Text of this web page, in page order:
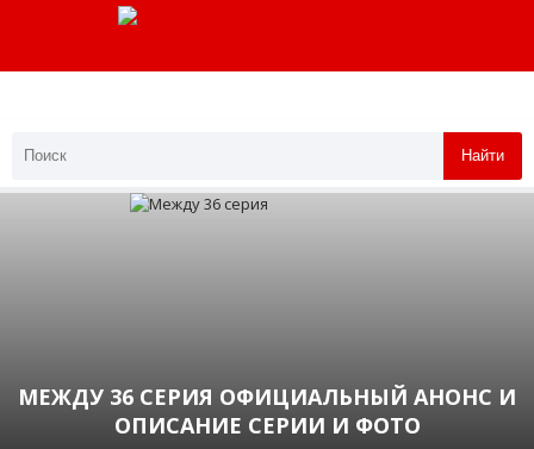
Найти
МЕЖДУ 36 СЕРИЯ ОФИЦИАЛЬНЫЙ АНОНС И
ОПИСАНИЕ СЕРИИ И ФОТО